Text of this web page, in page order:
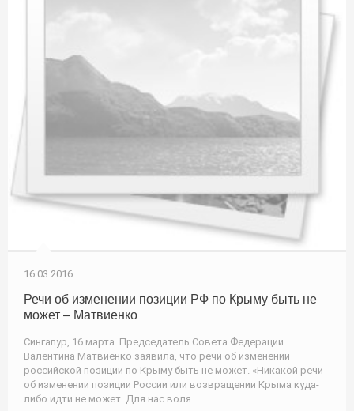
16.03.2016
Речи об изменении позиции РФ по Крыму быть не
может – Матвиенко
Сингапур, 16 марта. Председатель Совета Федерации
Валентина Матвиенко заявила, что речи об изменении
российской позиции по Крыму быть не может. «Никакой речи
об изменении позиции России или возвращении Крыма куда-
либо идти не может. Для нас воля